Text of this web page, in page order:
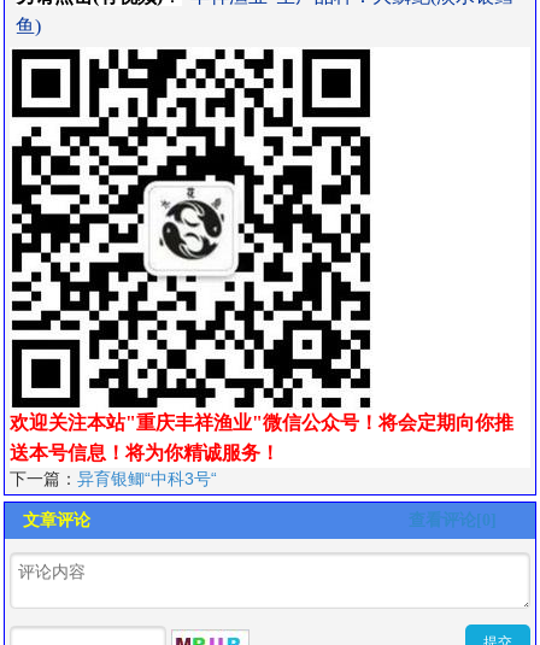
鱼)
欢迎关注本站"重庆丰祥渔业"微信公众号！将会定期向你推
送本号信息！将为你精诚服务！
下一篇： 异育银鲫“中科3号“
查看评论[0]
文章评论